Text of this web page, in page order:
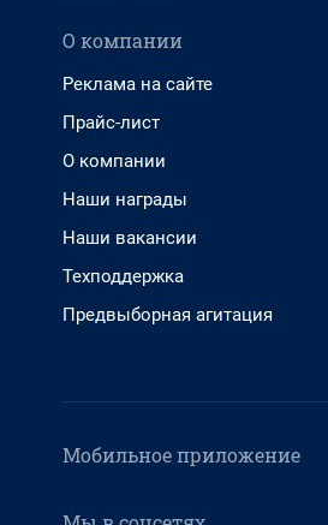
О компании
Реклама на сайте
Прайс-лист
О компании
Наши награды
Наши вакансии
Техподдержка
Предвыборная агитация
Мобильное приложение